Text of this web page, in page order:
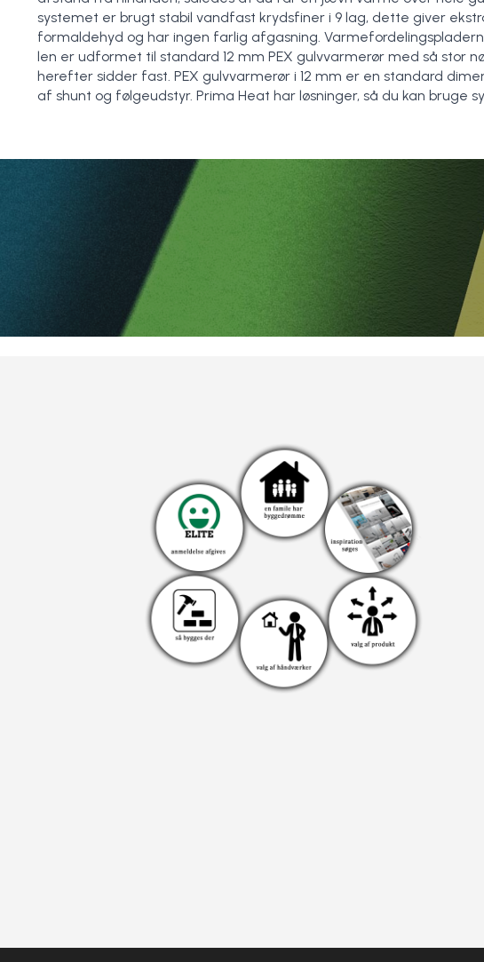
systemet er brugt stabil vandfast krydsfiner i 9 lag, dette giver
formaldehyd og har ingen farlig afgasning.
len er udformet til standard 12 mm PEX gulvvarmerør med så stor
herefter sidder fast. PEX gulvvarmerør i 12 mm er en standard
af shunt og følgeudstyr. Prima Heat har løsninger, så du kan bruge